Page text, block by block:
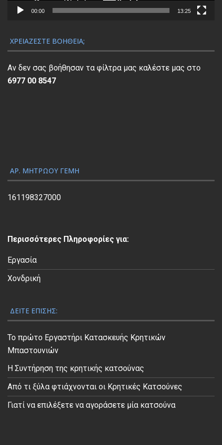
ν
α
π
α
ς
Β
ί
00:00 13:25
ΧΡΕΙΆΖΕΣΤΕ ΒΟΉΘΕΙΑ;
Αν δεν σας βοήθησαν τα φίλτρα μας καλέστε μας στο
6977 00 8547
ΑΡ. ΜΗΤΡΏΟΥ ΓΕΜΗ
161198327000
Περισσότερες Πληροφορίες για:
Εργασία
Χονδρική
ΔΕΊΤΕ ΕΠΊΣΗΣ:
Το πρώτο Εργαστήρι Κατασκευής Κρητικών
Μπαστουνιών
Η Συντήρηση της κρητικής κατσούνας
Από τι ξύλα φτιάχνονται οι Κρητικές Κατσούνες
Γιατί να επιλέξετε να αγοράσετε μία κατσούνα